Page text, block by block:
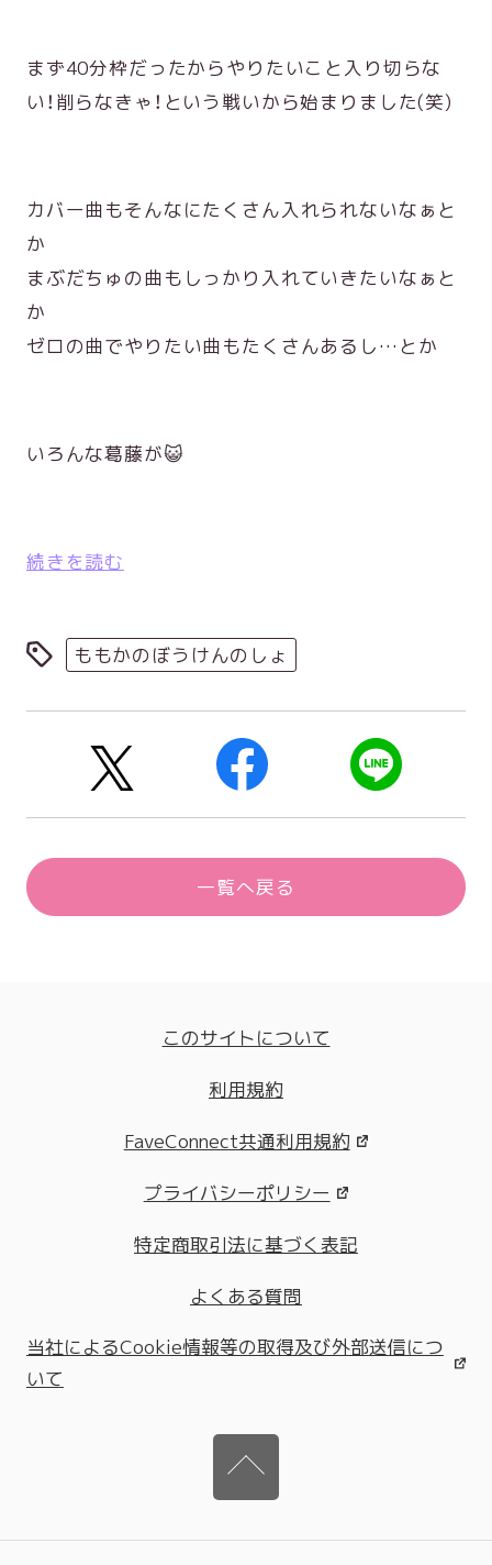
まず40分枠だったからやりたいこと入り切らな
い！削らなきゃ！という戦いから始まりました(笑)
カバー曲もそんなにたくさん入れられないなぁと
か
まぶだちゅの曲もしっかり入れていきたいなぁと
か
ゼロの曲でやりたい曲もたくさんあるし…とか
いろんな葛藤が😺
続きを読む
ももかのぼうけんのしょ
一覧へ戻る
このサイトについて
利用規約
FaveConnect共通利用規約
プライバシーポリシー
特定商取引法に基づく表記
よくある質問
当社によるCookie情報等の取得及び外部送信につ
いて